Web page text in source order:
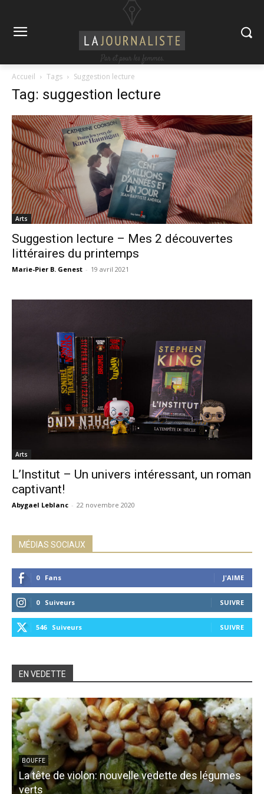
Accueil Tags Suggestion lecture
Tag: suggestion lecture
Arts
Suggestion lecture – Mes 2 découvertes
littéraires du printemps
Marie-Pier B. Genest - 19 avril 2021
Arts
L’Institut – Un univers intéressant, un roman
captivant!
Abygael Leblanc - 22 novembre 2020
MÉDIAS SOCIAUX
0 Fans J'AIME
0 Suiveurs SUIVRE
546 Suiveurs SUIVRE
EN VEDETTE
BOUFFE
La tête de violon: nouvelle vedette des légumes
verts